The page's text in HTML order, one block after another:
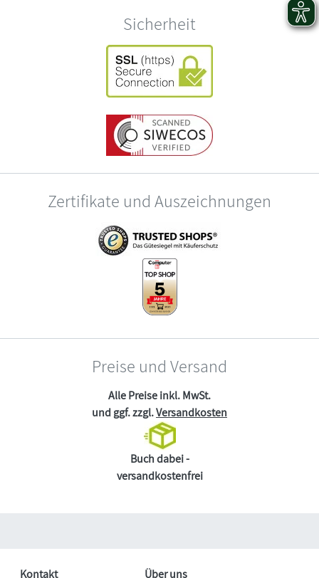
Sicherheit
Zertifikate und Auszeichnungen
Preise und Versand
Alle Preise inkl. MwSt.
und ggf. zzgl.Versandkosten
Buch dabei -
versandkostenfrei
Kontakt Über uns